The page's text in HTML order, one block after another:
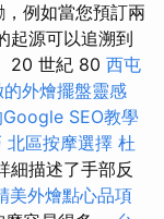
例如當您預訂兩
起源可以追溯到
20 世紀 80 西屯
的外燴擺盤靈感
SEO教學
北區按摩選擇 杜
細描述了手部反
美外燴點心品項